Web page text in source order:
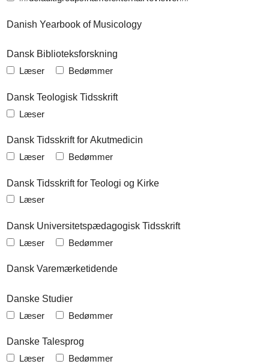
Danish Yearbook of Musicology
Dansk Biblioteksforskning
Læser Bedømmer
Dansk Teologisk Tidsskrift
Læser
Dansk Tidsskrift for Akutmedicin
Læser Bedømmer
Dansk Tidsskrift for Teologi og Kirke
Læser
Dansk Universitetspædagogisk Tidsskrift
Læser Bedømmer
Dansk Varemærketidende
Danske Studier
Læser Bedømmer
Danske Talesprog
Læser Bedømmer